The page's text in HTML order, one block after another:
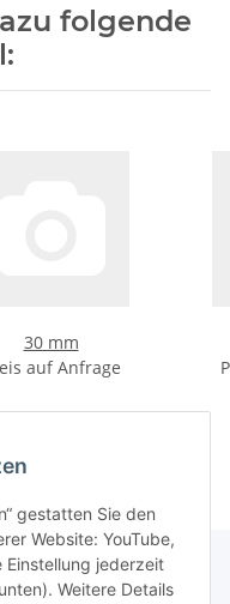
folgende
30 mm
auf Anfrage
gestatten Sie den
Website: YouTube,
Einstellung jederzeit
Weitere Details